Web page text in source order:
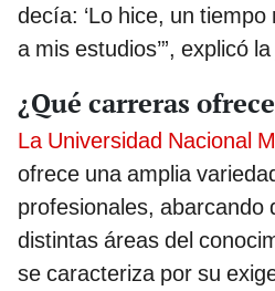
decía: ‘Lo hice, un
a mis estudios’”, explicó
¿Qué carreras
La Universidad Nacional
ofrece una amplia
profesionales, abarcando
distintas áreas del
se caracteriza por su